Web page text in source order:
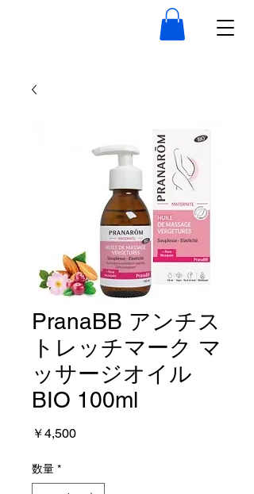
PranaBB アンチス
トレッチマーク マ
ッサージオイル
BIO 100ml
￥4,500価
数量 *